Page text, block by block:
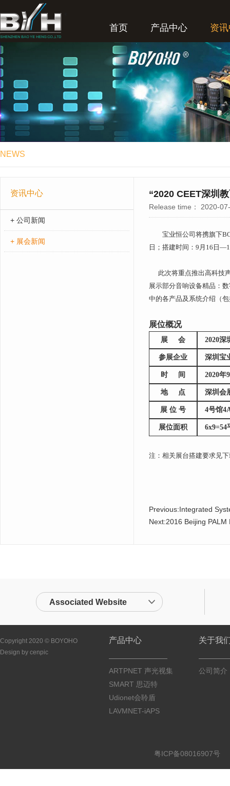
首页 产品中心 资
NEWS
资讯中心
+ 公司新闻
+ 展会新闻
“2020 CEET深圳
Release time： 2020-
宝业恒公司将携旗下
日；搭建时间：9月16日
此次将重点推出高科技声
展示部分音响设备精品：
中的各产品及系统介绍（
展位概况
展 会 2020深
参展企业 深圳宝
时 间 2020年
地 点 深圳会
展 位 号 4号馆
展位面积 6x9=54
注：相关展台搭建要求见
Previous:Integrated
Next:2016 Beijing PALM
Associated Website
Copyright 2020 © BOYOHO
Design by cenpic
产品中心
ARTPNET 声光视集
SMART 思迈特
Udionet会聆盾
LAVMNET-iAPS
关于我
公司简介
粤ICP备08016907号